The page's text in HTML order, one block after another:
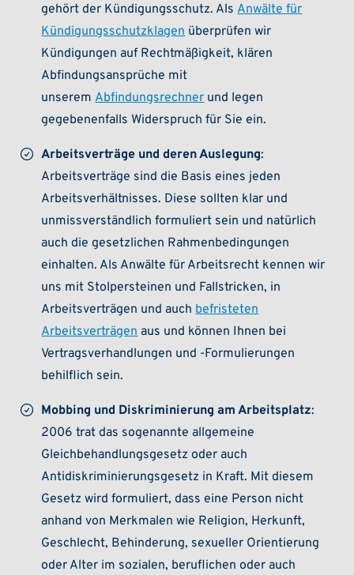
gehört der Kündigungsschutz. AlsAnwälte für
Kündigungsschutzklagenüberprüfen wir
Kündigungen auf Rechtmäßigkeit, klären
Abfindungsansprüche mit
unseremAbfindungsrechnerund legen
gegebenenfalls Widerspruch für Sie ein.
Arbeitsverträge und deren Auslegung:
Arbeitsverträge sind die Basis eines jeden
Arbeitsverhältnisses. Diese sollten klar und
unmissverständlich formuliert sein und natürlich
auch die gesetzlichen Rahmenbedingungen
einhalten. Als Anwälte für Arbeitsrecht kennen wir
uns mit Stolpersteinen und Fallstricken, in
Arbeitsverträgen und auchbefristeten
Arbeitsverträgenaus und können Ihnen bei
Vertragsverhandlungen und -Formulierungen
behilflich sein.
Mobbing und Diskriminierung am Arbeitsplatz:
2006 trat das sogenannte allgemeine
Gleichbehandlungsgesetz oder auch
Antidiskriminierungsgesetz in Kraft. Mit diesem
Gesetz wird formuliert, dass eine Person nicht
anhand von Merkmalen wie Religion, Herkunft,
Geschlecht, Behinderung, sexueller Orientierung
oder Alter im sozialen, beruflichen oder auch